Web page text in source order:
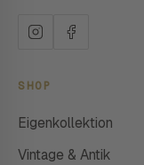
SHOP
Eigenkollektion
Vintage & Antik